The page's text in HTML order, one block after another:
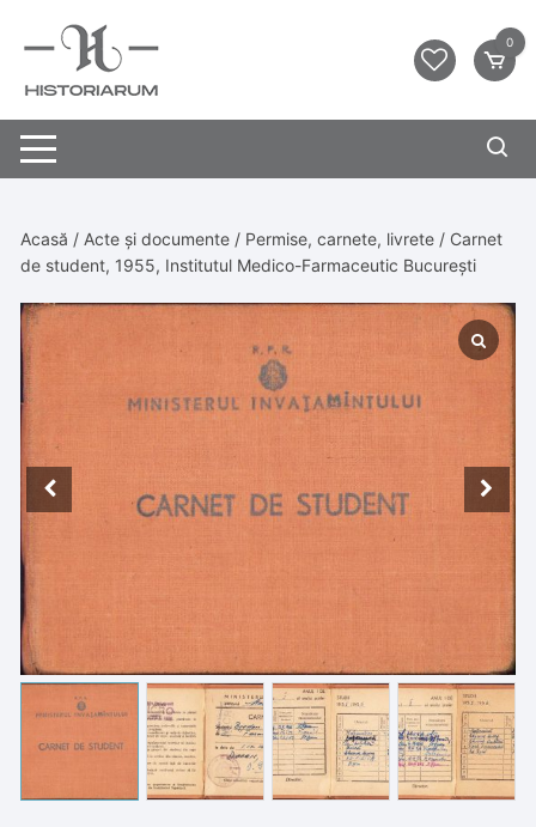
0
Acasă / Acte și documente / Permise, carnete, livrete / Carnet
de student, 1955, Institutul Medico-Farmaceutic București